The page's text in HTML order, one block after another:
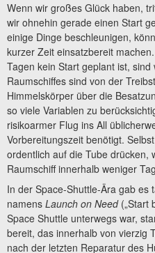
Wenn wir großes Glück haben,
wir ohnehin gerade einen Start
einige Dinge beschleunigen,
kurzer Zeit einsatzbereit
Tagen kein Start geplant ist,
Raumschiffes sind von der
Himmelskörper über die
so viele Variablen zu
risikoarmer Flug ins All
Vorbereitungszeit benötigt.
ordentlich auf die Tube drücken,
Raumschiff innerhalb weniger
In der Space-Shuttle-Ära gab es
namens Launch on Need („Start
Space Shuttle unterwegs war,
bereit, das innerhalb von vierzig
nach der letzten Reparatur des